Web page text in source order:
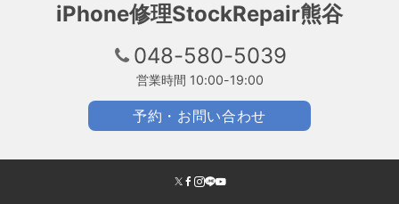
iPhone修理StockRepair熊谷
048-580-5039
営業時間 10:00-19:00
予約・お問い合わせ